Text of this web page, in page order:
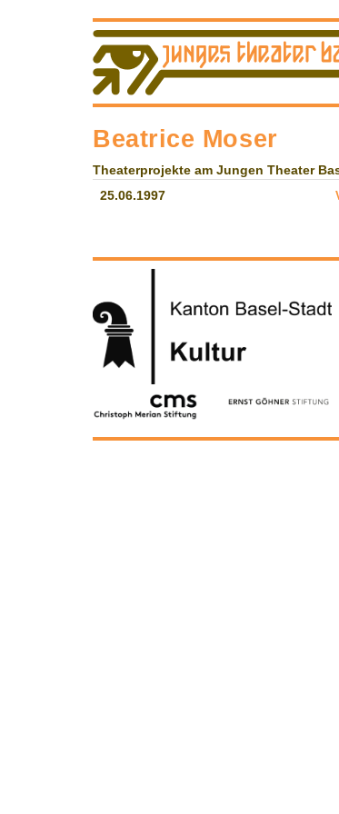
Beatrice Moser
Theaterprojekte am Jungen Theater
25.06.1997